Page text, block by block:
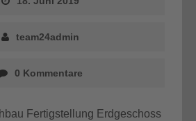
team24admin
0 Kommentare
Fertigstellung Erdgeschoss